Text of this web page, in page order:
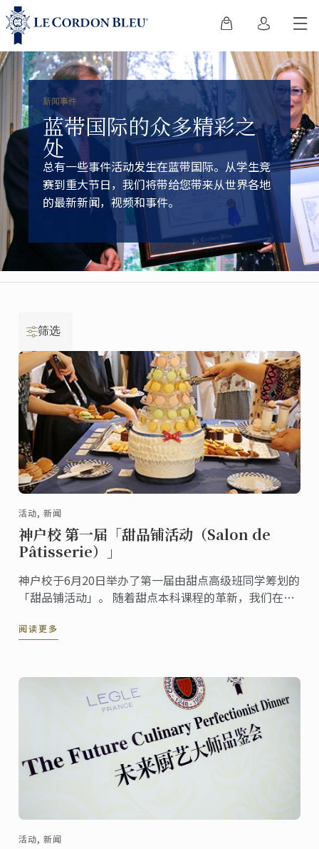
新闻事件
蓝带国际的众多精彩之
处
总有一些事件活动发生在蓝带国际。从学生竞
赛到重大节日，我们将带给您带来从世界各地
的最新新闻，视频和事件。
筛选
活动, 新闻
神户校 第一届「甜品铺活动（Salon de
Pâtisserie）」
神户校于6月20日举办了第一届由甜点高级班同学筹划的
「甜品铺活动」。 随着甜点本科课程的革新，我们在新
学的一环，活动以自助餐会形式提供给宾客们各式各样
阅读更多
活动, 新闻